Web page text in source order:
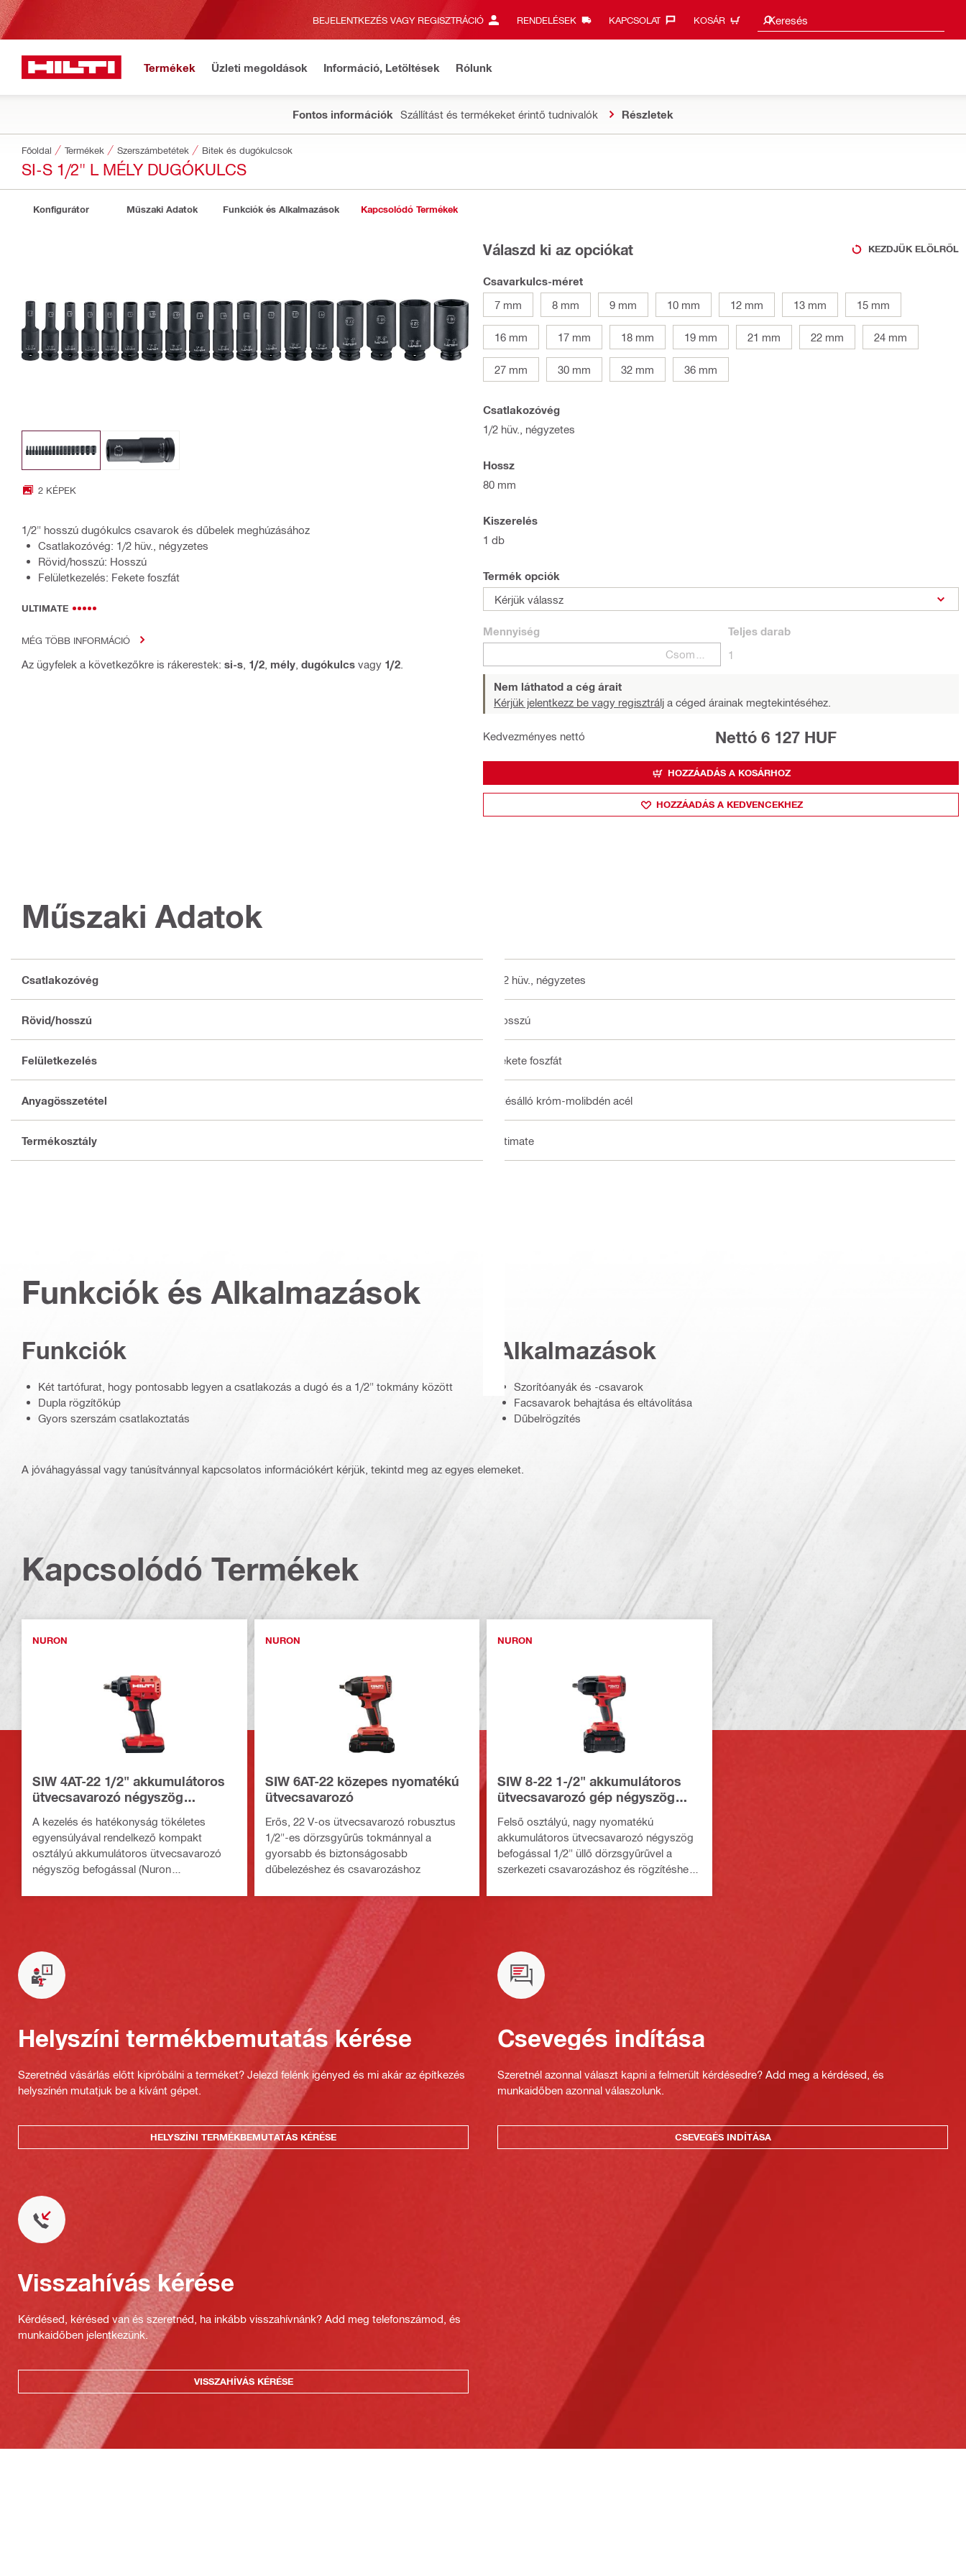
BEJELENTKEZÉS VAGY REGISZTRÁCIÓ RENDELÉSEK KAPCSOLAT‎ KOSÁR Keresés
Keresési javaslatok
Termékek Üzleti megoldások Információ, Letöltések Rólunk
Fontos információk Szállítást és termékeket érintő tudnivalók Részletek
Főoldal Termékek Szerszámbetétek Bitek és dugókulcsok
SI-S 1/2" L MÉLY DUGÓKULCS
Konfigurátor Műszaki Adatok Funkciók és Alkalmazások Kapcsolódó Termékek
2 KÉPEK
1/2" hosszú dugókulcs csavarok és dűbelek meghúzásához
Csatlakozóvég: 1/2 hüv., négyzetes
Rövid/hosszú: Hosszú
Felületkezelés: Fekete foszfát
ULTIMATE
MÉG TÖBB INFORMÁCIÓ
Az ügyfelek a következőkre is rákerestek: si-s 1/2 mély dugókulcs vagy 1/2
Válaszd ki az opciókat KEZDJÜK ELÖLRŐL
Csavarkulcs-méret
7 mm
8 mm 9 mm 10 mm 12 mm 13 mm 15 mm
16 mm 17 mm 18 mm 19 mm 21 mm 22 mm 24 mm
27 mm 30 mm 32 mm 36 mm
Csatlakozóvég
1/2 hüv., négyzetes
Hossz
80 mm
Kiszerelés
1 db
Termék opciók
Kérjük válassz
Mennyiség
Teljes darab
1
Nem láthatod a cég árait
Kérjük jelentkezz be vagy regisztrálj a céged árainak megtekintéséhez.
Kedvezményes nettó Nettó 6 127 HUF
HOZZÁADÁS A KOSÁRHOZ
HOZZÁADÁS A KEDVENCEKHEZ
Műszaki Adatok
Csatlakozóvég 1/2 hüv., négyzetes
Rövid/hosszú Hosszú
Felületkezelés Fekete foszfát
Anyagösszetétel Ütésálló króm-molibdén acél
Termékosztály Ultimate
Funkciók és Alkalmazások
Funkciók
Két tartófurat, hogy pontosabb legyen a csatlakozás a dugó és a 1/2" tokmány között
Dupla rögzítőkúp
Gyors szerszám csatlakoztatás
Alkalmazások
Szorítóanyák és -csavarok
Facsavarok behajtása és eltávolítása
Dűbelrögzítés
A jóváhagyással vagy tanúsítvánnyal kapcsolatos információkért kérjük, tekintd meg az egyes elemeket.
Kapcsolódó Termékek
NURON
SIW 4AT-22 1/2" akkumulátoros
ütvecsavarozó négyszög
A kezelés és hatékonyság tökéletes
egyensúlyával rendelkező kompakt
osztályú akkumulátoros ütvecsavarozó
négyszög befogással (Nuron
NURON
SIW 6AT-22 közepes nyomatékú
ütvecsavarozó
Erős, 22 V-os ütvecsavarozó robusztus
1/2"-es dörzsgyűrűs tokmánnyal a
gyorsabb és biztonságosabb
dűbelezéshez és csavarozáshoz
NURON
SIW 8-22 1-/2" akkumulátoros
ütvecsavarozó gép négyszög
Felső osztályú, nagy nyomatékú
akkumulátoros ütvecsavarozó négyszög
befogással 1/2" üllő dörzsgyűrűvel a
szerkezeti csavarozáshoz és rögzítéshez
Helyszíni termékbemutatás kérése
Szeretnéd vásárlás előtt kipróbálni a terméket? Jelezd felénk igényed és mi akár az építkezés
helyszínén mutatjuk be a kívánt gépet.
HELYSZÍNI TERMÉKBEMUTATÁS KÉRÉSE
Csevegés indítása
Szeretnél azonnal választ kapni a felmerült kérdésedre? Add meg a kérdésed, és
munkaidőben azonnal válaszolunk.
CSEVEGÉS INDÍTÁSA
Visszahívás kérése
Kérdésed, kérésed van és szeretnéd, ha inkább visszahívnánk? Add meg telefonszámod, és
munkaidőben jelentkezünk.
VISSZAHÍVÁS KÉRÉSE